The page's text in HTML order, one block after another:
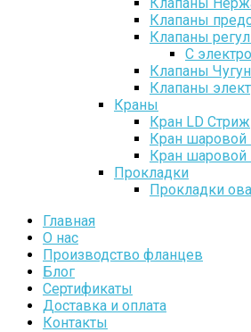
Клапаны
Клапаны
С
Клапаны
Клапаны
Краны
Кран LD Стриж
Кран
Кран
Прокладки
Прокладки
Главная
О нас
Производство фланцев
Блог
Сертификаты
Доставка и оплата
Контакты